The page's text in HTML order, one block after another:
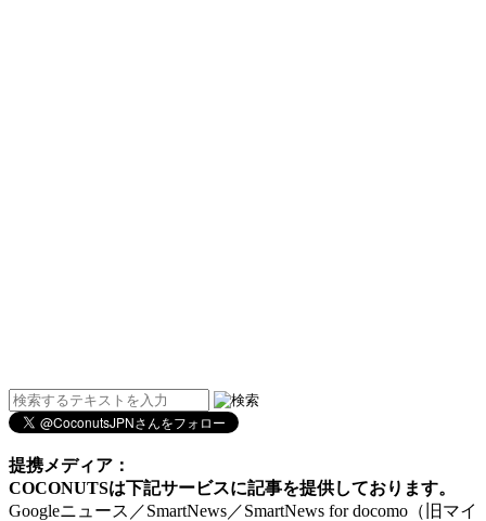
提携メディア：
COCONUTSは下記サービスに記事を提供しております。
Googleニュース／SmartNews／SmartNews for docomo（旧マイ